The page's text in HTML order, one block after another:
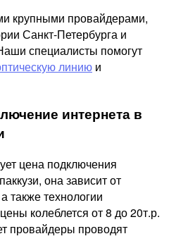
крупными провайдерами,
Санкт-Петербурга и
специалисты помогут
линию и
интернета в
цена подключения
она зависит от
также технологии
колеблется от 8 до 20т.р.
провайдеры проводят